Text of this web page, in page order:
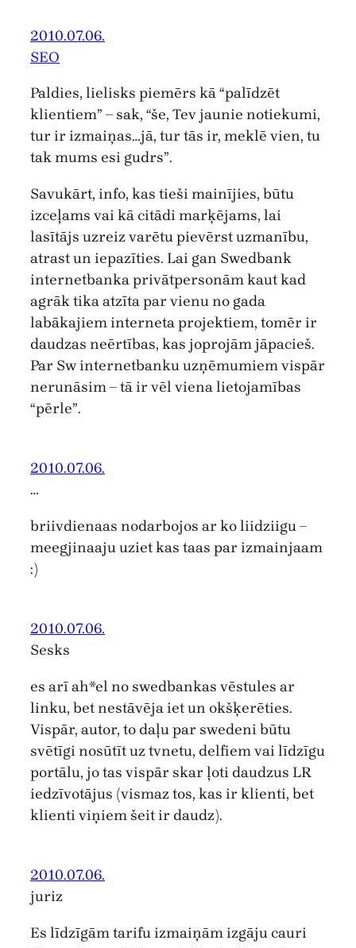
2010.07.06.
SEO
Paldies, lielisks piemērs kā “palīdzēt
klientiem” – sak, “še, Tev jaunie notiekumi,
tur ir izmaiņas…jā, tur tās ir, meklē vien, tu
tak mums esi gudrs”.
Savukārt, info, kas tieši mainījies, būtu
izceļams vai kā citādi marķējams, lai
lasītājs uzreiz varētu pievērst uzmanību,
atrast un iepazīties. Lai gan Swedbank
internetbanka privātpersonām kaut kad
agrāk tika atzīta par vienu no gada
labākajiem interneta projektiem, tomēr ir
daudzas neērtības, kas joprojām jāpacieš.
Par Sw internetbanku uzņēmumiem vispār
nerunāsim – tā ir vēl viena lietojamības
“pērle”.
2010.07.06.
…
briivdienaas nodarbojos ar ko liidziigu –
meegjinaaju uziet kas taas par izmainjaam
:)
2010.07.06.
Sesks
es arī ah*el no swedbankas vēstules ar
linku, bet nestāvēja iet un okšķerēties.
Vispār, autor, to daļu par swedeni būtu
svētīgi nosūtīt uz tvnetu, delfiem vai līdzīgu
portālu, jo tas vispār skar ļoti daudzus LR
iedzīvotājus (vismaz tos, kas ir klienti, bet
klienti viņiem šeit ir daudz).
2010.07.06.
juriz
Es līdzīgām tarifu izmaiņām izgāju cauri